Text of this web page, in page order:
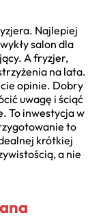
Najlepiej
salon dla
A fryzjer,
na lata.
opinie. Dobry
uwagę i ściąć
To inwestycja w
to
krótkiej
a nie